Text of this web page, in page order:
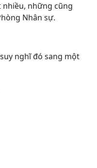
nhiều, những cũng
Nhân sự.
nghĩ đó sang một